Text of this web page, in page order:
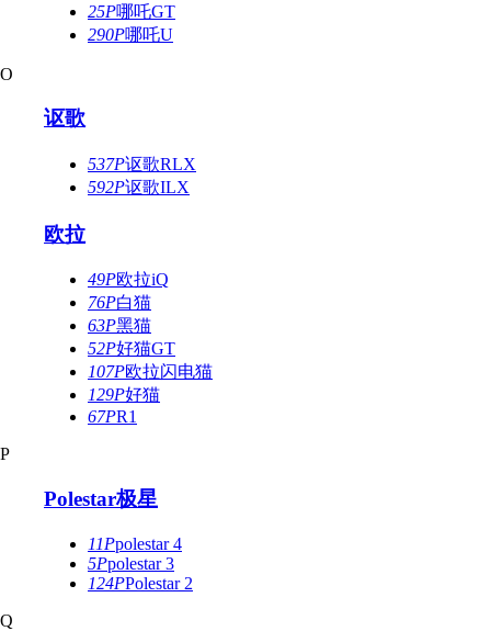
25P哪吒GT
290P哪吒U
O
讴歌
537P讴歌RLX
592P讴歌ILX
欧拉
49P欧拉iQ
76P白猫
63P黑猫
52P好猫GT
107P欧拉闪电猫
129P好猫
67PR1
P
Polestar极星
11Ppolestar 4
5Ppolestar 3
124PPolestar 2
Q